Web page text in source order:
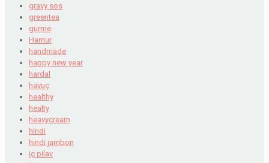
gravy sos
greentea
gurme
Hamur
handmade
happy new year
hardal
havuç
healthy
healty
heavycream
hindi
hindi jambon
iç pilav